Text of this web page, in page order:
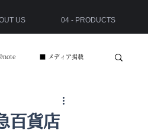
US 04 - PRODUCTS
■ メディア掲載
百貨店